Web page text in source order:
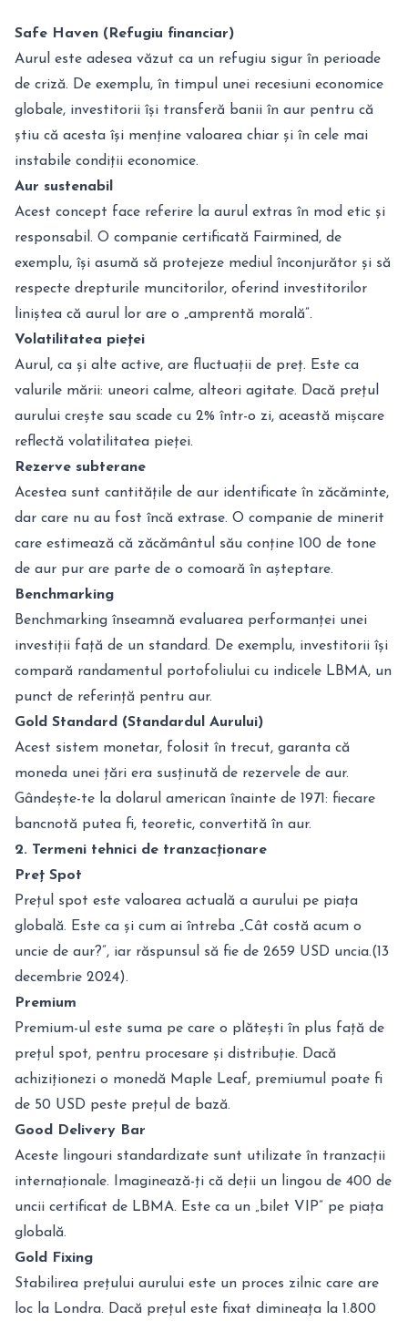
Safe Haven (Refugiu financiar)
Aurul este adesea văzut ca un refugiu sigur în perioade
de criză. De exemplu, în timpul unei recesiuni economice
globale, investitorii își transferă banii în aur pentru că
știu că acesta își menține valoarea chiar și în cele mai
instabile condiții economice.
Aur sustenabil
Acest concept face referire la aurul extras în mod etic și
responsabil. O companie certificată Fairmined, de
exemplu, își asumă să protejeze mediul înconjurător și să
respecte drepturile muncitorilor, oferind investitorilor
liniștea că aurul lor are o „amprentă morală”.
Volatilitatea pieței
Aurul, ca și alte active, are fluctuații de preț. Este ca
valurile mării: uneori calme, alteori agitate. Dacă prețul
aurului crește sau scade cu 2% într-o zi, această mișcare
reflectă volatilitatea pieței.
Rezerve subterane
Acestea sunt cantitățile de aur identificate în zăcăminte,
dar care nu au fost încă extrase. O companie de minerit
care estimează că zăcământul său conține 100 de tone
de aur pur are parte de o comoară în așteptare.
Benchmarking
Benchmarking înseamnă evaluarea performanței unei
investiții față de un standard. De exemplu, investitorii își
compară randamentul portofoliului cu indicele LBMA, un
punct de referință pentru aur.
Gold Standard (Standardul Aurului)
Acest sistem monetar, folosit în trecut, garanta că
moneda unei țări era susținută de rezervele de aur.
Gândește-te la dolarul american înainte de 1971: fiecare
bancnotă putea fi, teoretic, convertită în aur.
2. Termeni tehnici de tranzacționare
Preț Spot
Prețul spot este valoarea actuală a aurului pe piața
globală. Este ca și cum ai întreba „Cât costă acum o
uncie de aur?”, iar răspunsul să fie de 2659 USD uncia.(13
decembrie 2024).
Premium
Premium-ul este suma pe care o plătești în plus față de
prețul spot, pentru procesare și distribuție. Dacă
achiziționezi o monedă Maple Leaf, premiumul poate fi
de 50 USD peste prețul de bază.
Good Delivery Bar
Aceste lingouri standardizate sunt utilizate în tranzacții
internaționale. Imaginează-ți că deții un lingou de 400 de
uncii certificat de LBMA. Este ca un „bilet VIP” pe piața
globală.
Gold Fixing
Stabilirea prețului aurului este un proces zilnic care are
loc la Londra. Dacă prețul este fixat dimineața la 1.800